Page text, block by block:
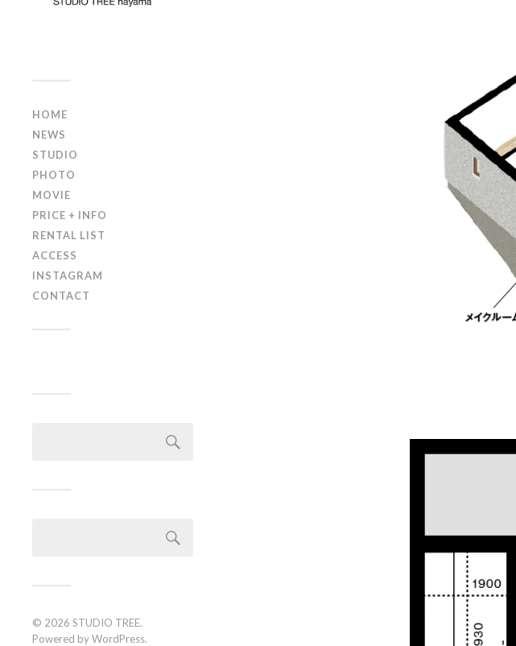
HOME
NEWS
STUDIO
PHOTO
MOVIE
PRICE + INFO
RENTAL LIST
ACCESS
INSTAGRAM
CONTACT
© 2026 STUDIO TREE.
Powered byWordPress.